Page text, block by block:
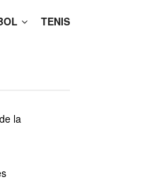
TENIS
la